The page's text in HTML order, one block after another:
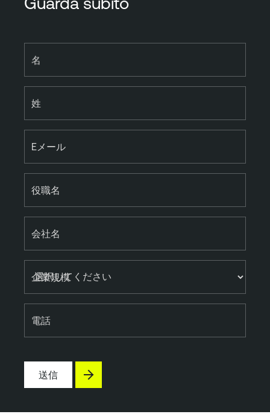
名
姓
Eメール
役職名
会社名
企業規模
電話
送信